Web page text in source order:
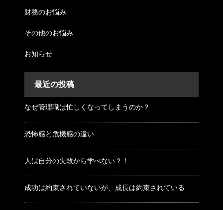
財務のお悩み
その他のお悩み
お知らせ
最近の投稿
なぜ管理職は忙しくなってしまうのか？
恐怖感と危機感の違い
人は自分の失敗から学べない？！
成功は約束されていないが、成長は約束されている